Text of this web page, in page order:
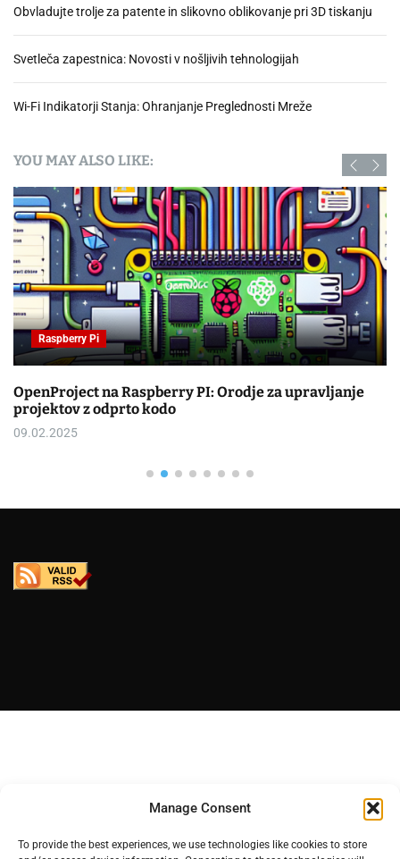
Manage Consent
To provide the best experiences, we use technologies like cookies to store
Obvladujte trolje za patente in slikovno oblikovanje pri 3D tiskanju
Svetleča zapestnica: Novosti v nošljivih tehnologijah
Wi-Fi Indikatorji Stanja: Ohranjanje Preglednosti Mreže
YOU MAY ALSO LIKE:
Raspberry Pi
OpenProject na Raspberry PI: Orodje za upravljanje
projektov z odprto kodo
09.02.2025